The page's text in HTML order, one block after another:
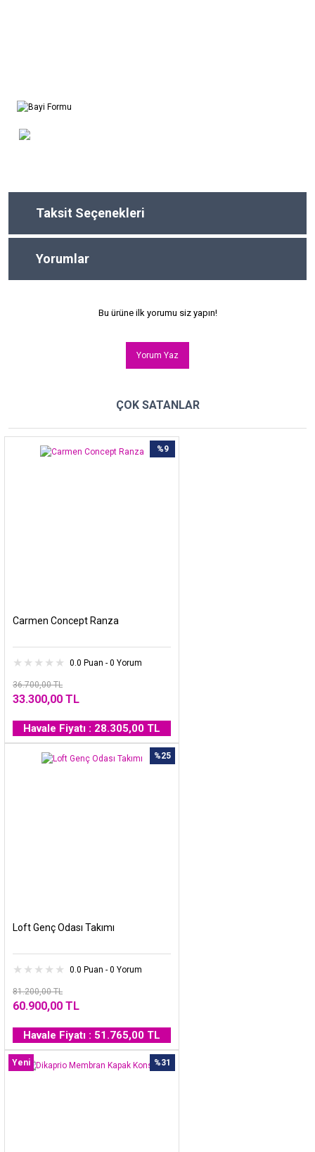
Taksit Seçenekleri
Yorumlar
Bu ürüne ilk yorumu siz yapın!
Yorum Yaz
ÇOK SATANLAR
%9
Carmen Concept Ranza
0.0 Puan - 0 Yorum
36.700,00 TL
33.300,00 TL
Havale Fiyatı : 28.305,00 TL
%25
Loft Genç Odası Takımı
0.0 Puan - 0 Yorum
81.200,00 TL
60.900,00 TL
Havale Fiyatı : 51.765,00 TL
%31
Yeni